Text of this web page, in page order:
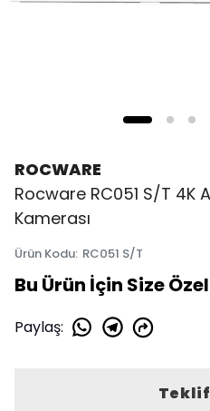
ROCWARE
Rocware RC051 S/T 4K
Kamerası
Ürün Kodu: RC051 S/T
Bu Ürün İçin Size
Paylaş: